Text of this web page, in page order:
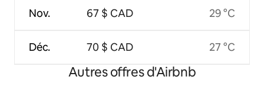
Nov.
Déc.
67 $ CAD
70 $ CAD
29 °C
27 °C
Autres offres d'Airbnb